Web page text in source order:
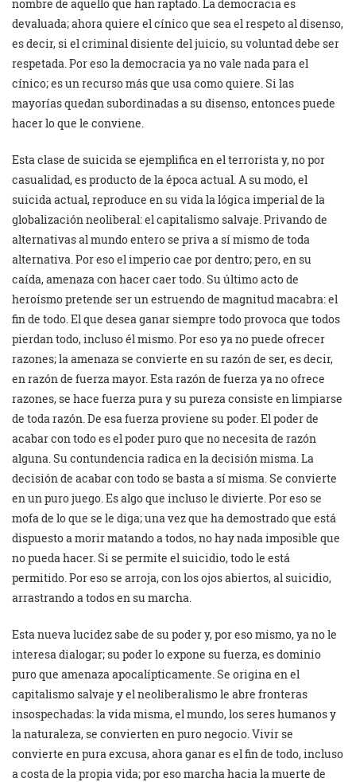
nombre de aquello que han raptado. La democracia es
devaluada; ahora quiere el cínico que sea el respeto al disenso,
es decir, si el criminal disiente del juicio, su voluntad debe ser
respetada. Por eso la democracia ya no vale nada para el
cínico; es un recurso más que usa como quiere. Si las
mayorías quedan subordinadas a su disenso, entonces puede
hacer lo que le conviene.
Esta clase de suicida se ejemplifica en el terrorista y, no por
casualidad, es producto de la época actual. A su modo, el
suicida actual, reproduce en su vida la lógica imperial de la
globalización neoliberal: el capitalismo salvaje. Privando de
alternativas al mundo entero se priva a sí mismo de toda
alternativa. Por eso el imperio cae por dentro; pero, en su
caída, amenaza con hacer caer todo. Su último acto de
heroísmo pretende ser un estruendo de magnitud macabra: el
fin de todo. El que desea ganar siempre todo provoca que todos
pierdan todo, incluso él mismo. Por eso ya no puede ofrecer
razones; la amenaza se convierte en su razón de ser, es decir,
en razón de fuerza mayor. Esta razón de fuerza ya no ofrece
razones, se hace fuerza pura y su pureza consiste en limpiarse
de toda razón. De esa fuerza proviene su poder. El poder de
acabar con todo es el poder puro que no necesita de razón
alguna. Su contundencia radica en la decisión misma. La
decisión de acabar con todo se basta a sí misma. Se convierte
en un puro juego. Es algo que incluso le divierte. Por eso se
mofa de lo que se le diga; una vez que ha demostrado que está
dispuesto a morir matando a todos, no hay nada imposible que
no pueda hacer. Si se permite el suicidio, todo le está
permitido. Por eso se arroja, con los ojos abiertos, al suicidio,
arrastrando a todos en su marcha.
Esta nueva lucidez sabe de su poder y, por eso mismo, ya no le
interesa dialogar; su poder lo expone su fuerza, es dominio
puro que amenaza apocalípticamente. Se origina en el
capitalismo salvaje y el neoliberalismo le abre fronteras
insospechadas: la vida misma, el mundo, los seres humanos y
la naturaleza, se convierten en puro negocio. Vivir se
convierte en pura excusa, ahora ganar es el fin de todo, incluso
a costa de la propia vida; por eso marcha hacia la muerte de